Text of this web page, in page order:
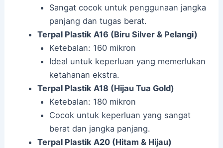
Sangat cocok untuk penggunaan jangka
panjang dan tugas berat.
Terpal Plastik A16 (Biru Silver & Pelangi)
Ketebalan: 160 mikron
Ideal untuk keperluan yang memerlukan
ketahanan ekstra.
Terpal Plastik A18 (Hijau Tua Gold)
Ketebalan: 180 mikron
Cocok untuk keperluan yang sangat
berat dan jangka panjang.
Terpal Plastik A20 (Hitam & Hijau)